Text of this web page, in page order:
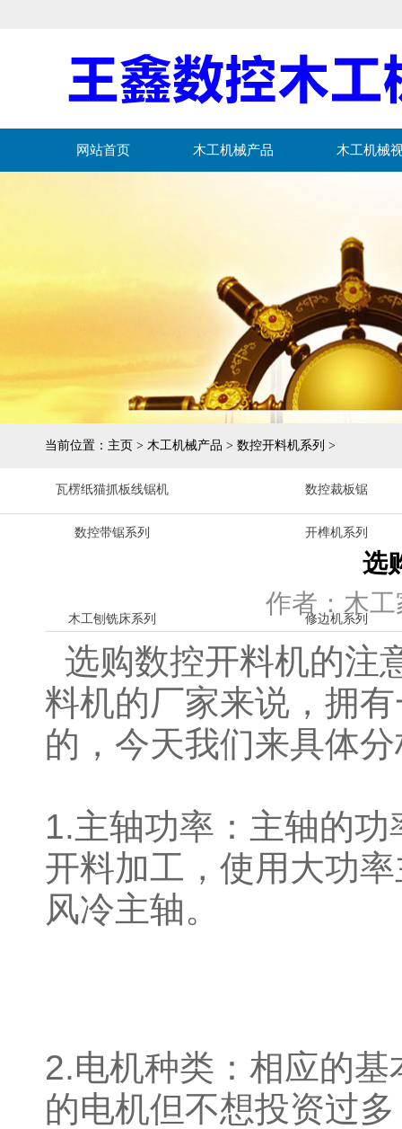
网站首页 木工机械产品 木工机械
当前位置： 主页 > 木工机械产品 > 数控开料机系列 >
瓦楞纸猫抓板线锯机 数控裁板锯
数控带锯系列 开榫机系列
木工刨铣床系列 修边机系列
选
作者：木
选购数控开料机的注
料机的厂家来说，拥
的，今天我们来具体
1.主轴功率：主轴的
开料加工，使用大功
风冷主轴。
2.电机种类：相应的
的电机但不想投资过